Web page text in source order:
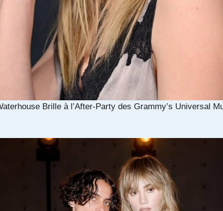
Brille à l’After‑Party des Grammy’s Universal